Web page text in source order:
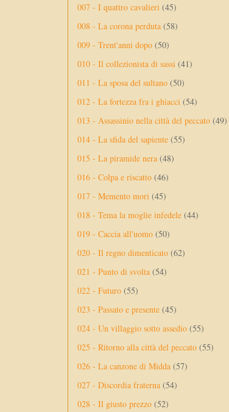
007 - I quattro cavalieri (45)
008 - La corona perduta (58)
009 - Trent'anni dopo (50)
010 - Il collezionista di sassi (41)
011 - La sposa del sultano (50)
012 - La fortezza fra i ghiacci (54)
013 - Assassinio nella città del peccato (49)
014 - La sfida del sapiente (55)
015 - La piramide nera (48)
016 - Colpa e riscatto (46)
017 - Memento mori (45)
018 - Tema la moglie infedele (44)
019 - Caccia all'uomo (50)
020 - Il regno dimenticato (62)
021 - Punto di svolta (54)
022 - Futuro (55)
023 - Passato e presente (45)
024 - Un villaggio sotto assedio (55)
025 - Ritorno alla città del peccato (55)
026 - La canzone di Midda (57)
027 - Discordia fraterna (54)
028 - Il giusto prezzo (52)